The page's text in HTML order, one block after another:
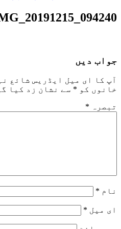
جواب دیں
آپ کا ای میل ایڈریس شائع
خانوں کو * سے نشان زد کیا
تبصرہ *
نام *
ای میل *